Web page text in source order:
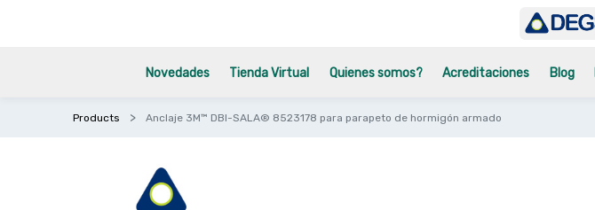
Novedades Tienda Virtual Quienes somos? Acreditaciones Blog
Products Anclaje 3M™ DBI-SALA® 8523178 para parapeto de hormigón armado